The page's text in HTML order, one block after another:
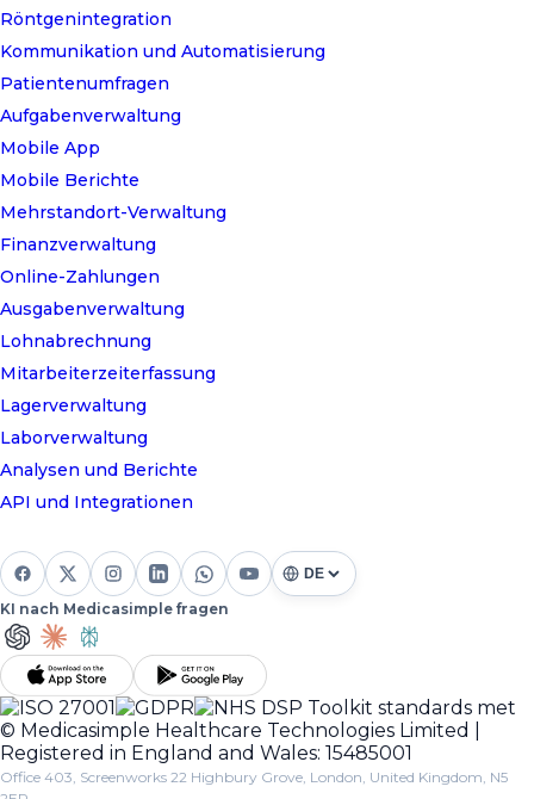
Röntgenintegration
Kommunikation und Automatisierung
Patientenumfragen
Aufgabenverwaltung
Mobile App
Mobile Berichte
Mehrstandort-Verwaltung
Finanzverwaltung
Online-Zahlungen
Ausgabenverwaltung
Lohnabrechnung
Mitarbeiterzeiterfassung
Lagerverwaltung
Laborverwaltung
Analysen und Berichte
API und Integrationen
KI nach Medicasimple fragen
© Medicasimple Healthcare Technologies Limited |
Registered in England and Wales: 15485001
Office 403, Screenworks 22 Highbury Grove, London, United Kingdom, N5